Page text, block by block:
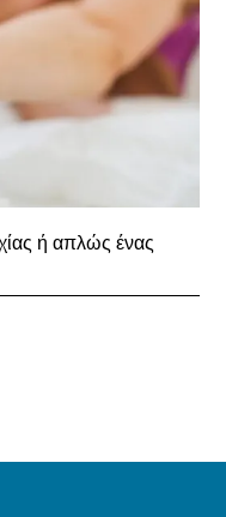
ή απλώς ένας